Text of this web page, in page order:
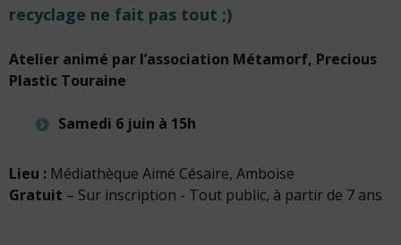
recyclage ne fait pas tout ;)
Atelier animé par l’association Métamorf, Precious
Plastic Touraine
Samedi 6 juin à 15h
Lieu : Médiathèque Aimé Césaire, Amboise
Gratuit – Sur inscription - Tout public, à partir de 7 ans